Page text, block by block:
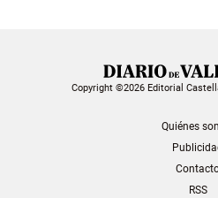
Copyright ©2026 Editorial
Quiénes
RSS